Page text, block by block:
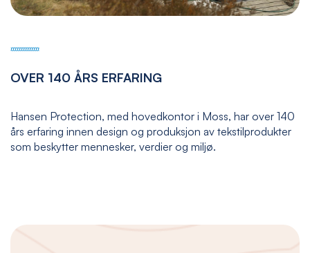
OVER 140 ÅRS ERFARING
Hansen Protection, med hovedkontor i Moss, har over 140
års erfaring innen design og produksjon av tekstilprodukter
som beskytter mennesker, verdier og miljø.